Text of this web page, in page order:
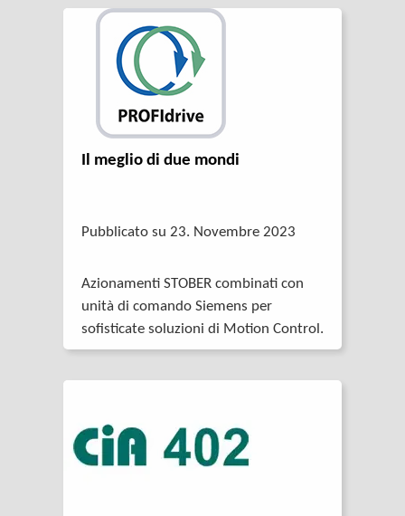
Il meglio di due mondi
Pubblicato su 23. Novembre 2023
Azionamenti STOBER combinati con
unità di comando Siemens per
sofisticate soluzioni di Motion Control.